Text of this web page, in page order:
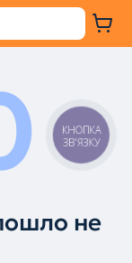
не
КНОПКА
ЗВ'ЯЗКУ